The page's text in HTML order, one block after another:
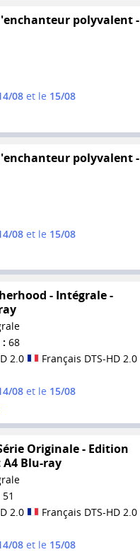
polyvalent -
08et le 15/08
polyvalent -
08et le 15/08
- Intégrale -
68
2.0
Français DTS-HD 2.0
08et le 15/08
Originale - Edition
Blu-ray
51
2.0
Français DTS-HD 2.0
08et le 15/08